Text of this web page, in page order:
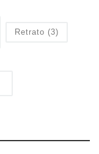
Retrato (3)